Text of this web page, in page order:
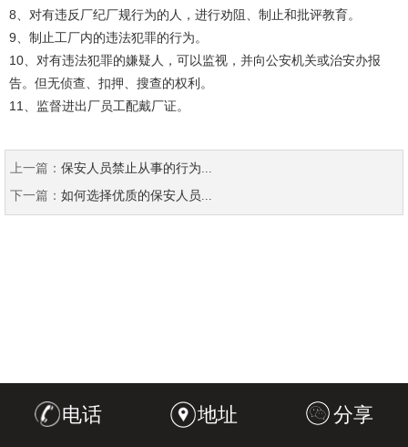
8、对有违反厂纪厂规行为的人，进行劝阻、制止和批评教育。
9、制止工厂内的违法犯罪的行为。
10、对有违法犯罪的嫌疑人，可以监视，并向公安机关或治安办报
告。但无侦查、扣押、搜查的权利。
11、监督进出厂员工配戴厂证。
上一篇： 保安人员禁止从事的行为...
下一篇： 如何选择优质的保安人员...
电话 地址 分享